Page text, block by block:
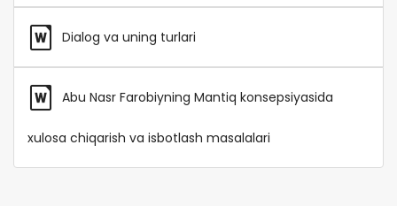
Dialog va uning turlari
Abu Nasr Farobiyning Mantiq konsepsiyasida
xulosa chiqarish va isbotlash masalalari